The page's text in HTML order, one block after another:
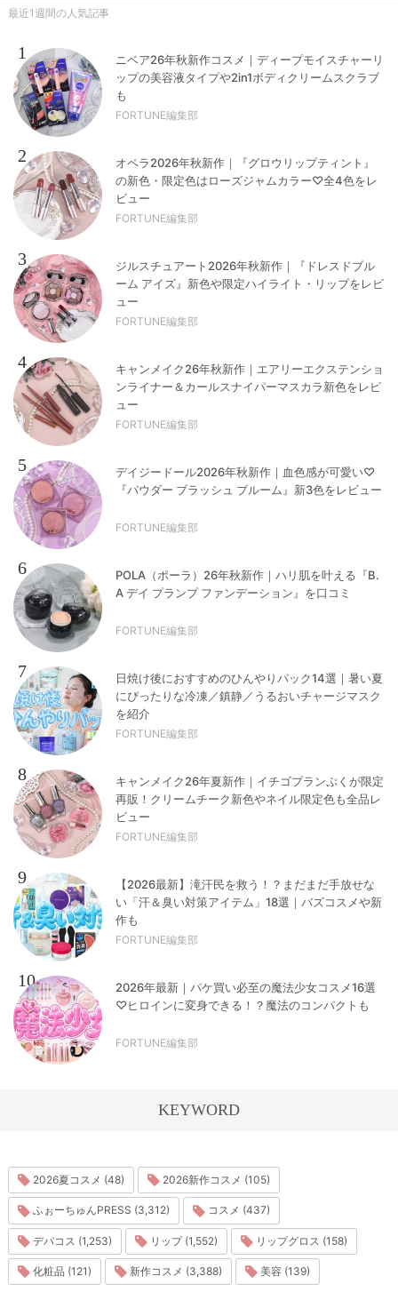
最近1週間の人気記事
1
ニベア26年秋新作コスメ｜ディープモイスチャーリ
ップの美容液タイプや2in1ボディクリームスクラブ
も
FORTUNE編集部
2
オペラ2026年秋新作｜『グロウリップティント』
の新色・限定色はローズジャムカラー♡全4色をレ
ビュー
FORTUNE編集部
3
ジルスチュアート2026年秋新作｜『ドレスドブル
ーム アイズ』新色や限定ハイライト・リップをレビ
ュー
FORTUNE編集部
4
キャンメイク26年秋新作｜エアリーエクステンショ
ンライナー＆カールスナイパーマスカラ新色をレビ
ュー
FORTUNE編集部
5
デイジードール2026年秋新作｜血色感が可愛い♡
『パウダー ブラッシュ ブルーム』新3色をレビュー
FORTUNE編集部
6
POLA（ポーラ）26年秋新作｜ハリ肌を叶える『B.
A デイ プランプ ファンデーション』を口コミ
FORTUNE編集部
7
日焼け後におすすめのひんやりパック14選｜暑い夏
にぴったりな冷凍／鎮静／うるおいチャージマスク
を紹介
FORTUNE編集部
8
キャンメイク26年夏新作｜イチゴプランぷくが限定
再販！クリームチーク新色やネイル限定色も全品レ
ビュー
FORTUNE編集部
9
【2026最新】滝汗民を救う！？まだまだ手放せな
い「汗＆臭い対策アイテム」18選｜バズコスメや新
作も
FORTUNE編集部
10
2026年最新｜パケ買い必至の魔法少女コスメ16選
♡ヒロインに変身できる！？魔法のコンパクトも
FORTUNE編集部
KEYWORD
2026夏コスメ (48) 2026新作コスメ (105)
ふぉーちゅんPRESS (3,312) コスメ (437)
デパコス (1,253) リップ (1,552) リップグロス (158)
化粧品 (121) 新作コスメ (3,388) 美容 (139)